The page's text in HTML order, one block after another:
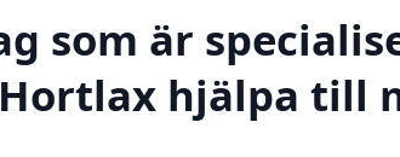
som är
hjälpa till